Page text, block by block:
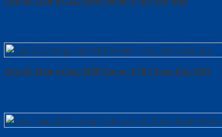
Cửa Gỗ Chống Cháy MDF Veneer P1R2 Xoan Đào-SGD